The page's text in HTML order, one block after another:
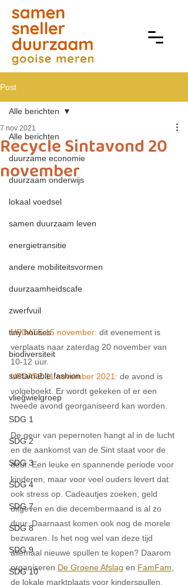
Post
Alle berichten
duurzame economie
duurzaam onderwijs
lokaal voedsel
samen duurzaam leven
energietransitie
andere mobiliteitsvormen
duurzaamheidscafe
zwerfvuil
tiny houses
biodiversiteit
sustainable fashion
vliegwielgroep
SDG 1
SDG 2
SDG 3
SDG 4
SDG 7
SDG 8
SDG 9
SDG 10
Alle berichten
Recycle Sintavond 20
november
7 nov 2021
UPDATE 15 november: dit evenement is
verplaats naar zaterdag 20 november van
10-12 uur.
UPDATE 11 november 2021: de avond is
volgeboekt. Er wordt gekeken of er een
tweede avond georganiseerd kan worden.
De geur van pepernoten hangt al in de lucht
en de aankomst van de Sint staat voor de
deur. Een leuke en spannende periode voor
kinderen, maar voor veel ouders levert dat
ook stress op. Cadeautjes zoeken, geld
uitgeven en die decembermaand is al zo
duur. Daarnaast komen ook nog de morele
bezwaren. Is het nog wel van deze tijd
allemaal nieuwe spullen te kopen? Daarom
organiseren De Groene Afslag en FamFam,
de lokale marktplaats voor kinderspullen,